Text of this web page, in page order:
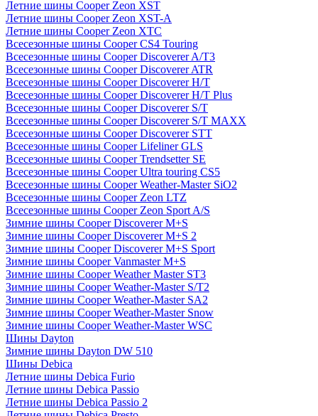
Летние шины Cooper Zeon XST
Летние шины Cooper Zeon XST-A
Летние шины Cooper Zeon XTC
Всесезонные шины Cooper CS4 Touring
Всесезонные шины Cooper Discoverer A/T3
Всесезонные шины Cooper Discoverer ATR
Всесезонные шины Cooper Discoverer H/T
Всесезонные шины Cooper Discoverer H/T Plus
Всесезонные шины Cooper Discoverer S/T
Всесезонные шины Cooper Discoverer S/T MAXX
Всесезонные шины Cooper Discoverer STT
Всесезонные шины Cooper Lifeliner GLS
Всесезонные шины Cooper Trendsetter SE
Всесезонные шины Cooper Ultra touring CS5
Всесезонные шины Cooper Weather-Master SiO2
Всесезонные шины Cooper Zeon LTZ
Всесезонные шины Cooper Zeon Sport A/S
Зимние шины Cooper Discoverer M+S
Зимние шины Cooper Discoverer M+S 2
Зимние шины Cooper Discoverer M+S Sport
Зимние шины Cooper Vanmaster M+S
Зимние шины Cooper Weather Master ST3
Зимние шины Cooper Weather-Master S/T2
Зимние шины Cooper Weather-Master SA2
Зимние шины Cooper Weather-Master Snow
Зимние шины Cooper Weather-Master WSC
Шины Dayton
Зимние шины Dayton DW 510
Шины Debica
Летние шины Debica Furio
Летние шины Debica Passio
Летние шины Debica Passio 2